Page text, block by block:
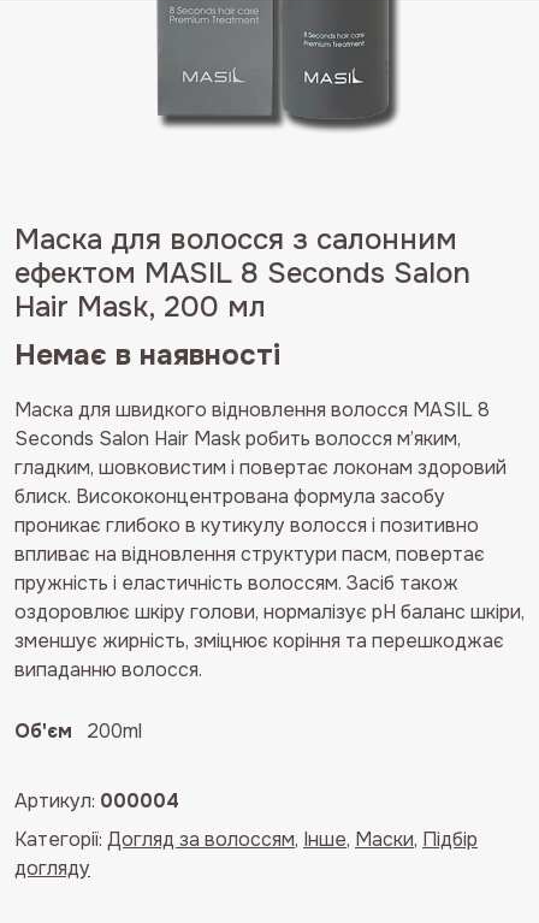
Маска для волосся з салонним
ефектом MASIL 8 Seconds Salon
Hair Mask, 200 мл
Немає в наявності
Маска для швидкого відновлення волосся MASIL 8
Seconds Salon Hair Mask робить волосся м’яким,
гладким, шовковистим і повертає локонам здоровий
блиск. Висококонцентрована формула засобу
проникає глибоко в кутикулу волосся і позитивно
впливає на відновлення структури пасм, повертає
пружність і еластичність волоссям. Засіб також
оздоровлює шкіру голови, нормалізує рН баланс шкіри,
зменшує жирність, зміцнює коріння та перешкоджає
випаданню волосся.
Об'єм 200ml
Артикул: 000004
Категорії: Догляд за волоссям, Інше, Маски, Підбір
догляду